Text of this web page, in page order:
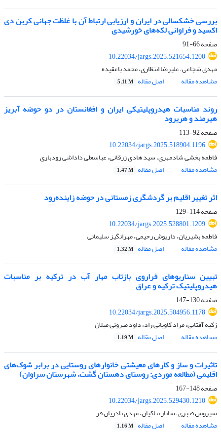
بررسی خشکسالی در ایران و ارزیابی ارتباط آن‌ با غلظت جهانی کربن دی
اکسید و فراوانی لکه‌های خورشیدی
صفحه66-91
10.22034/jargs.2025.521654.1200
مهدی شجاعی، علیرضا انتظاری، محمد باعقیده
مشاهده مقاله
اصل مقاله 5.11 M
روند مناسبات هیدروپلیتیکی ایران و افغانستان در دو حوضه آبریز
هیرمند و هریرود
صفحه92-113
10.22034/jargs.2025.518904.1196
فاطمه بخشی شادمهری، سید هادی زرقانی، عباسعلی داداشی رودباری
مشاهده مقاله
اصل مقاله 1.47 M
اثر تغییر اقلیم بر گردشگری زمستانی در حوضه زاینده‌رود
صفحه114-129
10.22034/jargs.2025.528801.1209
فاطمه بشیریان، داریوش رحیمی، مهرانگیز سلیمانی
مشاهده مقاله
اصل مقاله 1.32 M
تبیین سناریوهای فراروی بازتاب مهار آب در ترکیه بر مناسبات
هیدروپلیتیک ترکیه و عراق
صفحه130-147
10.22034/jargs.2025.504956.1178
زکیه آفتابی، مراد کاویانی راد، داود میروئی میلان
مشاهده مقاله
اصل مقاله 1.19 M
تاثیرات و ساز و کارهای معیشتی خانوارهای روستایی در برابر شوک‌های
اقلیمی (مطالعه موردی: روستای دهستان گشت، شهرستان سراوان)
صفحه148-167
10.22034/jargs.2025.529430.1210
سیروس قنبری، ساناز تناکیان، مهدی نادریان فر
مشاهده مقاله
اصل مقاله 1.16 M